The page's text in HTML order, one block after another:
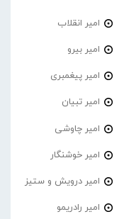
امیر انقلاب
امیر بیرو
امیر پیغمبری
امیر تبیان
امیر چاوشی
امیر خوشنگار
امیر درویش و ستیز
امیر رادریمو